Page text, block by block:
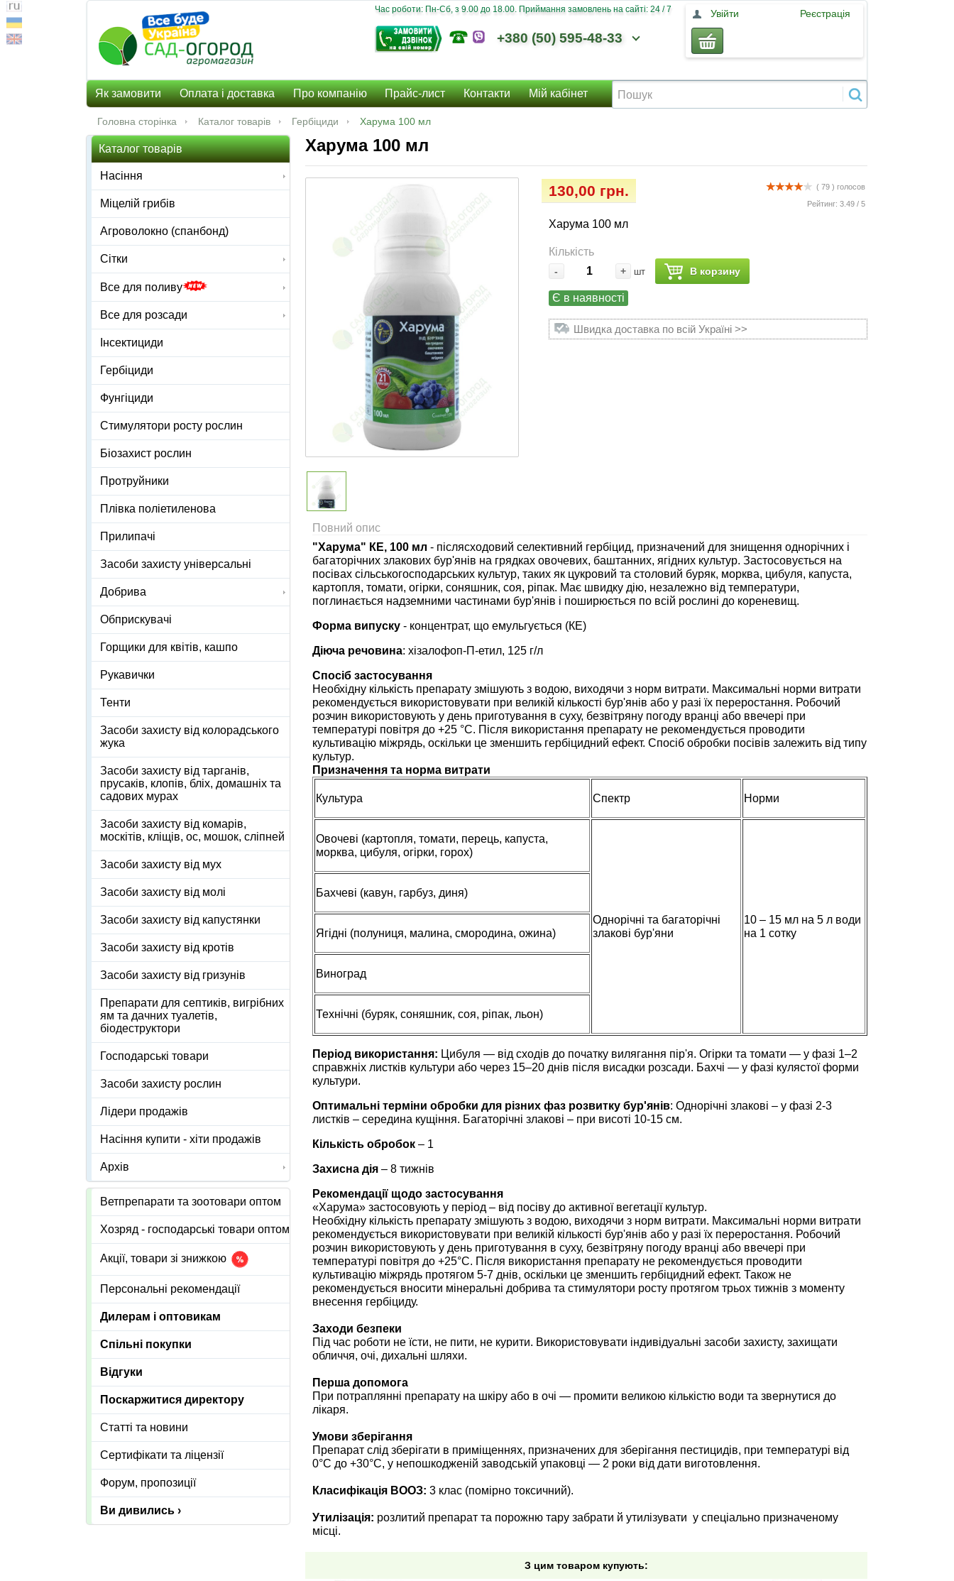
Час роботи: Пн-Сб, з 9.00 до 18.00. Приймання замовлень на сайті: 24 / 7
+380 (50) 595-48-33
Увійти Реєстрація
Як замовити Оплата і доставка Про компанію Прайс-лист Контакти Мій кабінет
Головна сторінка Каталог товарів Гербіциди Харума 100 мл
Харума 100 мл
( 79 ) голосов
Рейтинг: 3.49/ 5
130,00 грн.
Харума 100 мл
Кількість
- + шт В корзину
Є в наявності
Швидка доставка по всій Україні >>
Повний опис
"Харума" КЕ, 100 мл - післясходовий селективний гербіцид, призначений для знищення однорічних і
багаторічних злакових бур'янів на грядках овочевих, баштанних, ягідних культур. Застосовується на
посівах сільськогосподарських культур, таких як цукровий та столовий буряк, морква, цибуля, капуста,
картопля, томати, огірки, соняшник, соя, ріпак. Має швидку дію, незалежно від температури,
поглинається надземними частинами бур'янів і поширюється по всій рослині до кореневищ.
Форма випуску - концентрат, що емульгується (КЕ)
Діюча речовина: хізалофоп-П-етил, 125 г/л
Спосіб застосування
Необхідну кількість препарату змішують з водою, виходячи з норм витрати. Максимальні норми витрати
рекомендується використовувати при великій кількості бур'янів або у разі їх переростання. Робочий
розчин використовують у день приготування в суху, безвітряну погоду вранці або ввечері при
температурі повітря до +25 °С. Після використання препарату не рекомендується проводити
культивацію міжрядь, оскільки це зменшить гербіцидний ефект. Спосіб обробки посівів залежить від типу
культур.
Призначення та норма витрати
Культура Спектр Норми
Овочеві (картопля, томати, перець, капуста,
морква, цибуля, огірки, горох)
Однорічні та багаторічні
злакові бур'яни
10 – 15 мл на 5 л води
на 1 сотку
Бахчеві (кавун, гарбуз, диня)
Ягідні (полуниця, малина, смородина, ожина)
Виноград
Технічні (буряк, соняшник, соя, ріпак, льон)
Період використання: Цибуля — від сходів до початку вилягання пір'я. Огірки та томати — у фазі 1–2
справжніх листків культури або через 15–20 днів після висадки розсади. Бахчі — у фазі кулястої форми
культури.
Оптимальні терміни обробки для різних фаз розвитку бур'янів: Однорічні злакові – у фазі 2-3
листків – середина кущіння. Багаторічні злакові – при висоті 10-15 см.
Кількість обробок – 1
Захисна дія – 8 тижнів
Рекомендації щодо застосування
«Харума» застосовують у період – від посіву до активної вегетації культур.
Необхідну кількість препарату змішують з водою, виходячи з норм витрати. Максимальні норми витрати
рекомендується використовувати при великій кількості бур'янів або у разі їх переростання. Робочий
розчин використовують у день приготування в суху, безвітряну погоду вранці або ввечері при
температурі повітря до +25°С. Після використання препарату не рекомендується проводити
культивацію міжрядь протягом 5-7 днів, оскільки це зменшить гербіцидний ефект. Також не
рекомендується вносити мінеральні добрива та стимулятори росту протягом трьох тижнів з моменту
внесення гербіциду.
Заходи безпеки
Під час роботи не їсти, не пити, не курити. Використовувати індивідуальні засоби захисту, захищати
обличчя, очі, дихальні шляхи.
Перша допомога
При потраплянні препарату на шкіру або в очі — промити великою кількістю води та звернутися до
лікаря.
Умови зберігання
Препарат слід зберігати в приміщеннях, призначених для зберігання пестицидів, при температурі від
0°C до +30°C, у непошкодженій заводській упаковці — 2 роки від дати виготовлення.
Класифікація ВООЗ: 3 клас (помірно токсичний).
Утилізація: розлитий препарат та порожню тару забрати й утилізувати у спеціально призначеному
місці.
З цим товаром купують:
Каталог товарів
Насіння
Міцелій грибів
Агроволокно (спанбонд)
Сітки
Все для поливу
Все для розсади
Інсектициди
Гербіциди
Фунгіциди
Стимулятори росту рослин
Біозахист рослин
Протруйники
Плівка поліетиленова
Прилипачі
Засоби захисту універсальні
Добрива
Обприскувачі
Горщики для квітів, кашпо
Рукавички
Тенти
Засоби захисту від колорадського
жука
Засоби захисту від тарганів,
прусаків, клопів, бліх, домашніх та
садових мурах
Засоби захисту від комарів,
москітів, кліщів, ос, мошок, сліпней
Засоби захисту від мух
Засоби захисту від молі
Засоби захисту від капустянки
Засоби захисту від кротів
Засоби захисту від гризунів
Препарати для септиків, вигрібних
ям та дачних туалетів,
біодеструктори
Господарські товари
Засоби захисту рослин
Лідери продажів
Насіння купити - хіти продажів
Архів
Ветпрепарати та зоотовари оптом
Хозряд - господарські товари оптом
Акції, товари зі знижкою
Персональні рекомендації
Дилерам і оптовикам
Спільні покупки
Відгуки
Поскаржитися директору
Статті та новини
Сертифікати та ліцензії
Форум, пропозиції
Ви дивились ›